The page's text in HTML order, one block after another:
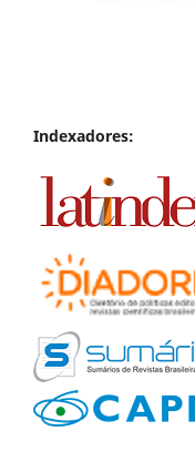
Indexadores: